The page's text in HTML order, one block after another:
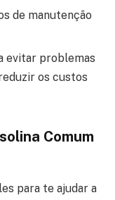
de manutenção
evitar problemas
os custos
Comum
para te ajudar a